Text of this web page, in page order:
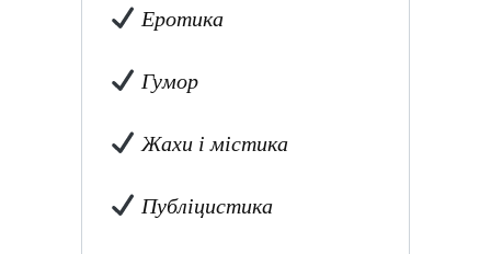
Еротика
Гумор
Жахи і містика
Публіцистика